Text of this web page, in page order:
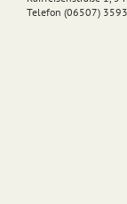
Telefon (06507)